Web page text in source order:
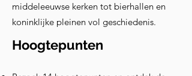
middeleeuwse kerken tot bierhallen en
koninklijke pleinen vol geschiedenis.
Hoogtepunten